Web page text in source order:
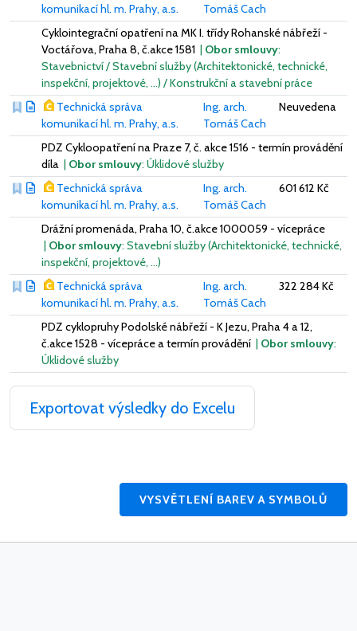
komunikací hl. m. Prahy, a.s.
Tomáš Cach
Cyklointegrační opatření na MK I. třídy Rohanské nábřeží -
Voctářova, Praha 8, č.akce 1581 | Obor smlouvy:
Stavebnictví / Stavební služby (Architektonické, technické,
inspekční, projektové, …) / Konstrukční a stavební práce
Technická správa
komunikací hl. m. Prahy, a.s.
Ing. arch.
Tomáš Cach
Neuvedena
PDZ Cykloopatření na Praze 7, č. akce 1516 - termín provádění
díla | Obor smlouvy: Úklidové služby
Technická správa
komunikací hl. m. Prahy, a.s.
Ing. arch.
Tomáš Cach
601 612 Kč
Drážní promenáda, Praha 10, č.akce 1000059 - vícepráce
| Obor smlouvy: Stavební služby (Architektonické, technické,
inspekční, projektové, …)
Technická správa
komunikací hl. m. Prahy, a.s.
Ing. arch.
Tomáš Cach
322 284 Kč
PDZ cyklopruhy Podolské nábřeží - K Jezu, Praha 4 a 12,
č.akce 1528 - vícepráce a termín provádění | Obor smlouvy:
Úklidové služby
Exportovat výsledky do Excelu
VYSVĚTLENÍ BAREV A SYMBOLŮ